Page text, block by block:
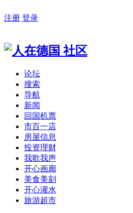
注册 登录
论坛
搜索
导航
新闻
回国机票
市百一店
房屋信息
投资理财
我歌我声
开心画廊
美食美刻
开心灌水
旅游超市